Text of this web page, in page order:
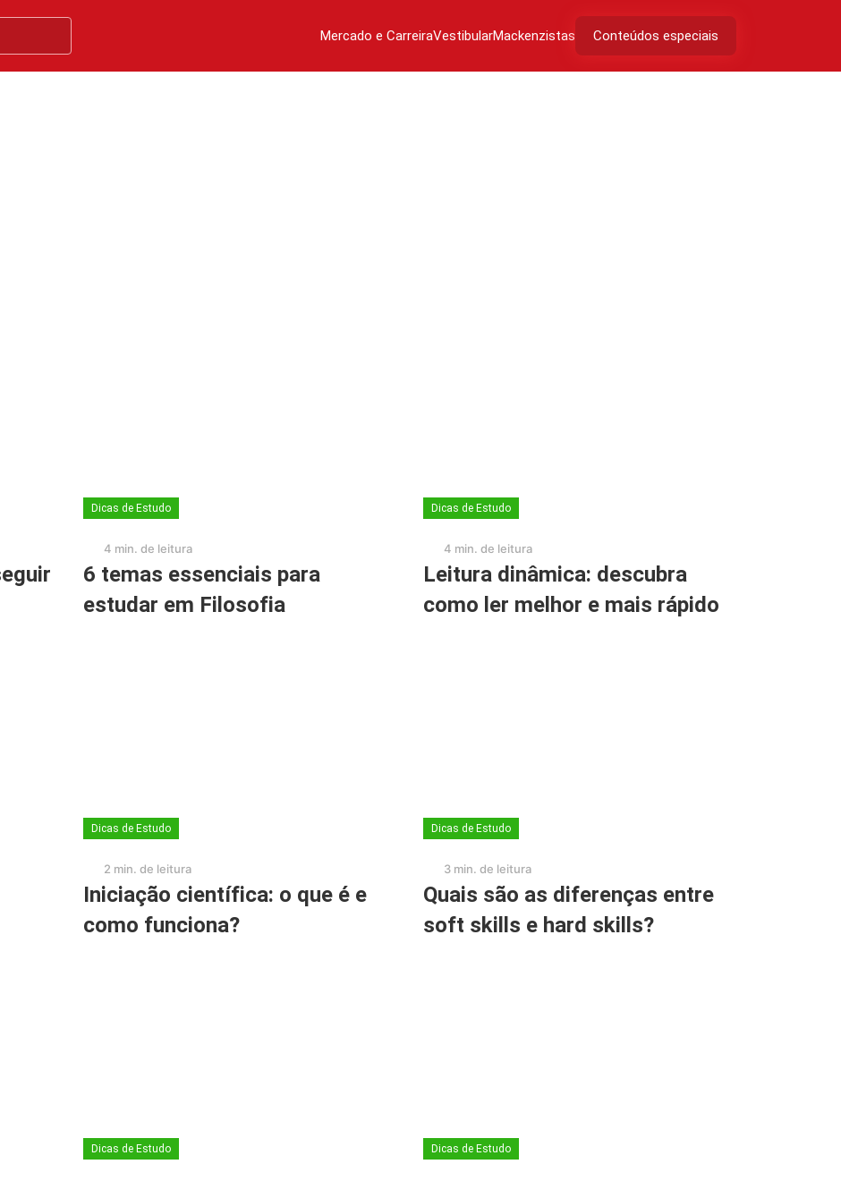
Mercado e CarreiraVestibularMackenzistas Conteúdos especiais
Dicas de Estudo
4 min. de leitura
6 temas essenciais para
estudar em Filosofia
Dicas de Estudo
4 min. de leitura
Leitura dinâmica: descubra
como ler melhor e mais rápido
Dicas de Estudo
2 min. de leitura
Iniciação científica: o que é e
como funciona?
Dicas de Estudo
3 min. de leitura
Quais são as diferenças entre
soft skills e hard skills?
Dicas de Estudo Dicas de Estudo